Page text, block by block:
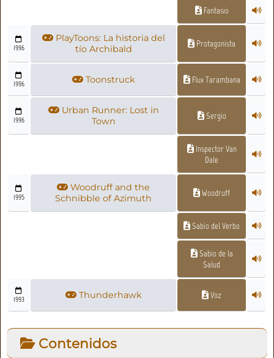
Fantasio
1996
PlayToons: La historia del
tío Archibald
Protagonista
1996 Toonstruck Flux Tarambana
1996
Urban Runner: Lost in
Town
Sergio
Inspector Van
Dale
1995
Woodruff and the
Schnibble of Azimuth
Woodruff
Sabio del Verbo
Sabio de la
Salud
1993 Thunderhawk Voz
Contenidos